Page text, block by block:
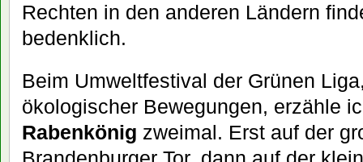
Rechten in den anderen Ländern
bedenklich.
Beim Umweltfestival der Grünen
ökologischer Bewegungen, erzähle
Rabenkönig zweimal. Erst auf der